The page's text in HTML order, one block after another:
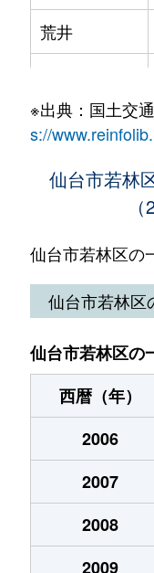
荒井
荒井
伊在
一本杉町
一本杉町
一本杉町
※出典：国土交
s://
仙台市若林
仙台市若林区の
仙台市若林区
仙台市若林区の
西暦（年）
2006
2007
2008
2009